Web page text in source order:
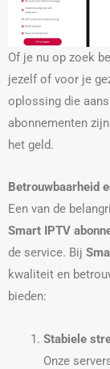
Of je nu op zoek
jezelf of voor je
oplossing die
abonnementen
het geld.
Betrouwbaarheid
Een van de
Smart IPTV
de service. Bij
kwaliteit en
bieden:
Stabiele
Onze